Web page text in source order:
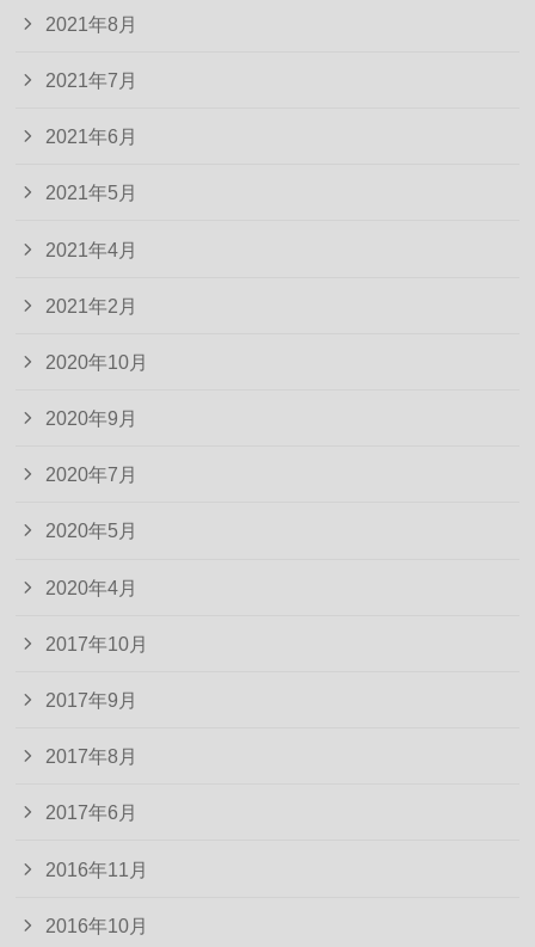
2021年8月
2021年7月
2021年6月
2021年5月
2021年4月
2021年2月
2020年10月
2020年9月
2020年7月
2020年5月
2020年4月
2017年10月
2017年9月
2017年8月
2017年6月
2016年11月
2016年10月